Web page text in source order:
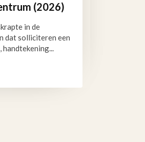
(2026)
in de
dat solliciteren een